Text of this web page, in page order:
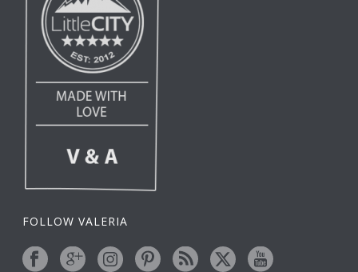
FOLLOW VALERIA